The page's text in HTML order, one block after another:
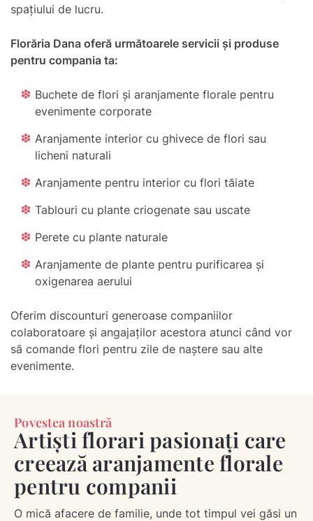
spațiului de lucru.
Florăria Dana oferă următoarele servicii și produse
pentru compania ta:
Buchete de flori și aranjamente florale pentru
evenimente corporate
Aranjamente interior cu ghivece de flori sau
licheni naturali
Aranjamente pentru interior cu flori tăiate
Tablouri cu plante criogenate sau uscate
Perete cu plante naturale
Aranjamente de plante pentru purificarea și
oxigenarea aerului
Oferim discounturi generoase companiilor
colaboratoare și angajaților acestora atunci când vor
să comande flori pentru zile de naștere sau alte
evenimente.
Povestea noastră
Artiști florari pasionați care
creează aranjamente florale
pentru companii
O mică afacere de familie, unde tot timpul vei găsi un